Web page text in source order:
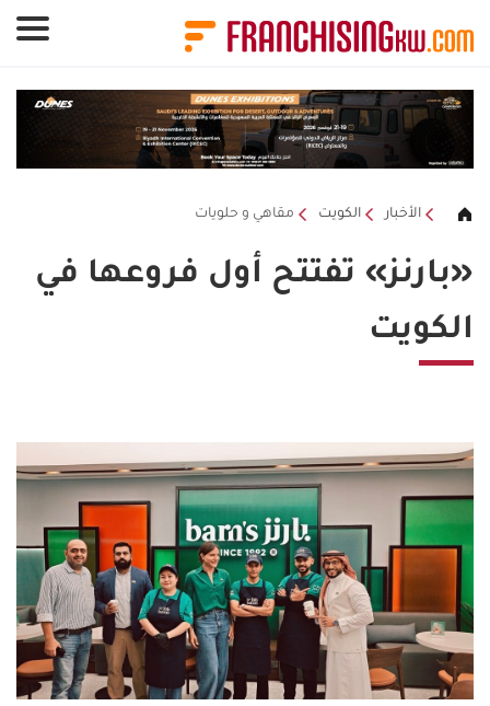
الأخبار الكويت مقاهي و حلويات
«بارنز» تفتتح أول فروعها في
الكويت
لوحة إدارة ملفات تعريف الارتباط